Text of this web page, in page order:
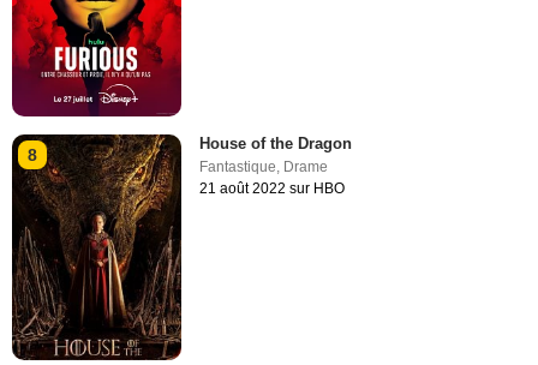
8
House of the Dragon
Fantastique, Drame
21 août 2022 sur HBO